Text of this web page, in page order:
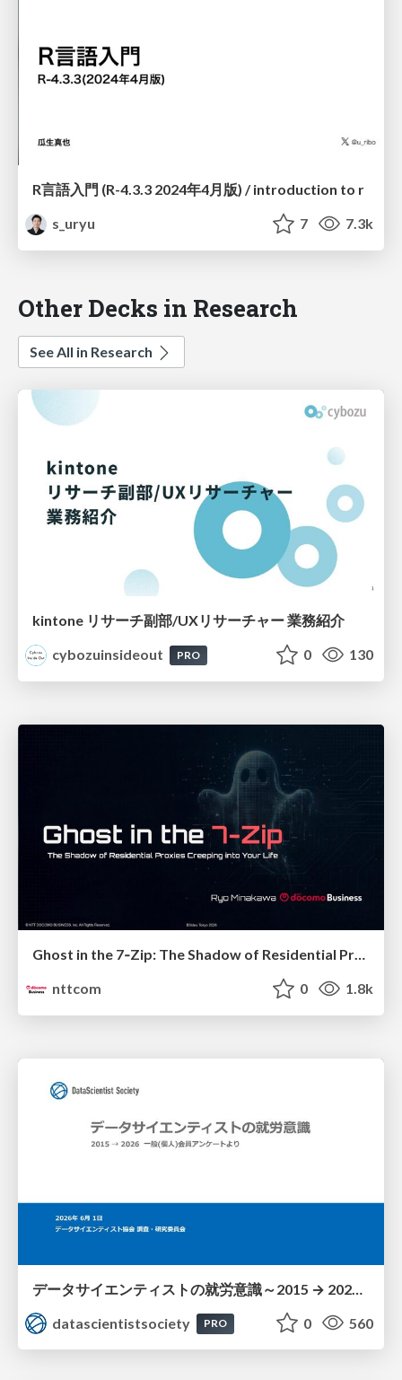
R言語入門 (R-4.3.3 2024年4月版) / introduction to r
s_uryu
7 7.3k
Other Decks in Research
See All in Research
kintone リサーチ副部/UXリサーチャー 業務紹介
cybozuinsideout
PRO 0 130
Ghost in the 7‑Zip: The Shadow of Residential Proxies Creeping into Your Life
nttcom
0 1.8k
datascientistsociety
PRO 0 560